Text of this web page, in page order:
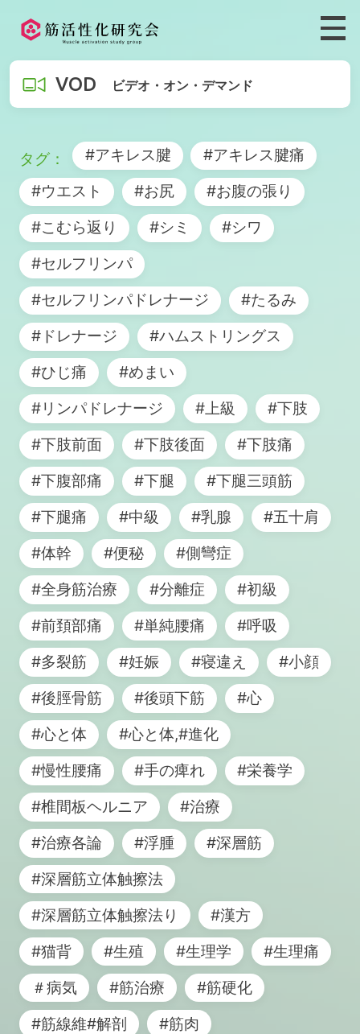
VOD ビデオ・オン・デマンド
#アキレス腱
#アキレス腱痛
#ウエスト
#お尻
#お腹の張り
#こむら返り
#シミ
#シワ
#セルフリンパ
#セルフリンパドレナージ
#たるみ
#ドレナージ
#ハムストリングス
#ひじ痛
#めまい
#リンパドレナージ
#上級
#下肢
#下肢前面
#下肢後面
#下肢痛
#下腹部痛
#下腿
#下腿三頭筋
#下腿痛
#中級 #乳腺
#五十肩
#体幹
#便秘
#側彎症
#全身筋治療
#分離症
#初級
#前頚部痛
#単純腰痛
#呼吸
#多裂筋
#妊娠 #寝違え
#小顔
#後脛骨筋
#後頭下筋
#心
#心と体
#心と体,#進化
#慢性腰痛
#手の痺れ
#栄養学
#椎間板ヘルニア
#治療
#治療各論
#浮腫
#深層筋
#深層筋立体触擦法
#深層筋立体触擦法り
#漢方
#猫背
#生殖 #生理学
#生理痛
＃病気
#筋治療
#筋硬化
#筋線維#解剖
#筋肉